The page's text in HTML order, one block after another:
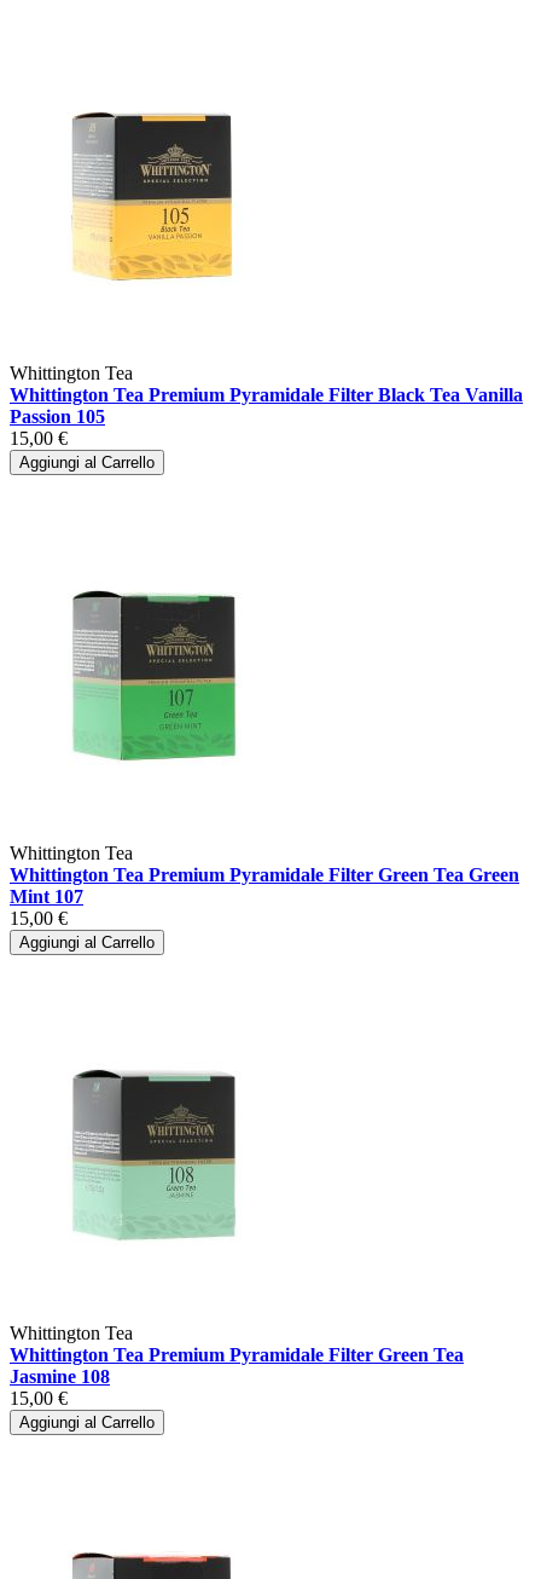
Whittington Tea
Whittington Tea Premium Pyramidale Filter Black Tea Vanilla
Passion 105
15,00 €
Aggiungi al Carrello
Whittington Tea
Whittington Tea Premium Pyramidale Filter Green Tea Green
Mint 107
15,00 €
Aggiungi al Carrello
Whittington Tea
Whittington Tea Premium Pyramidale Filter Green Tea
Jasmine 108
15,00 €
Aggiungi al Carrello